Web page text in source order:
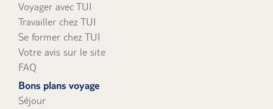
Voyager avec TUI
Travailler chez TUI
Se former chez TUI
Votre avis sur le site
FAQ
Bons plans voyage
Séjour